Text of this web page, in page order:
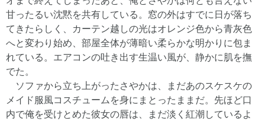
甘ったるい沈黙を共有している。窓の外はすでに日が落ち
てきたらしく、カーテン越しの光はオレンジ色から青灰色
へと変わり始め、部屋全体が薄暗い柔らかな明かりに包ま
れている。エアコンの吐き出す生温い風が、静かに肌を撫
でた。
ソファから立ち上がったさやかは、まだあのスケスケの
メイド服風コスチュームを身にまとったままだ。先ほど口
内で俺を受けとめた彼女の唇は、まだ淡く紅潮しているよ